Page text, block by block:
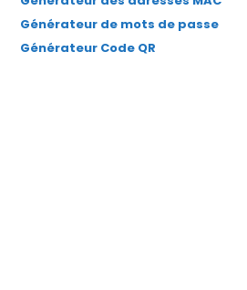
Générateur de mots de passe
Générateur Code QR